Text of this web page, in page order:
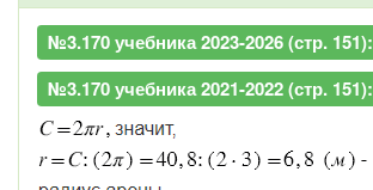
№3.170 учебника 2023-2026 (стр. 151):
№3.170 учебника 2021-2022 (стр. 151):